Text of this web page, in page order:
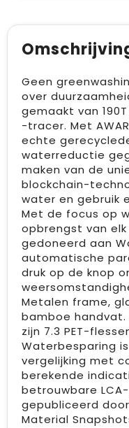
Geen
over
gemaakt van
-tracer. Met
echte
waterreductie
maken van de
blockchain-
water en gebruik
Met de focus op
opbrengst van
gedoneerd aan
automatische
druk op de knop
Metalen frame,
bamboe
zijn 7.3 PET-
Waterbesparing
vergelijking met
berekende
betrouwbare
gepubliceerd
Material